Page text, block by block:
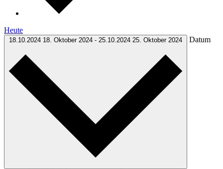
Heute
18.10.2024 18. Oktober 2024 - 25.10.2024 25. Oktober 2024 Datum